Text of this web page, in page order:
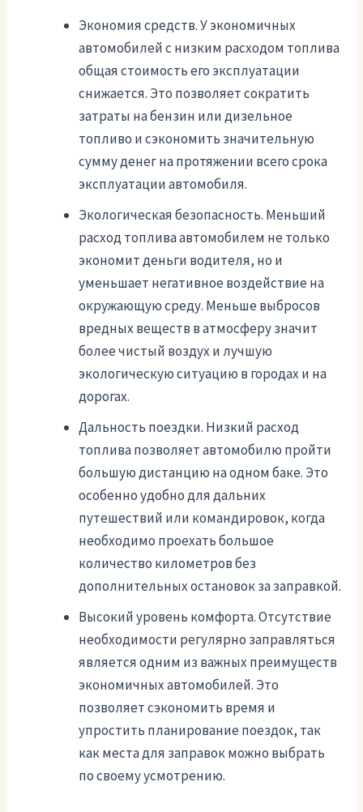
Экономия средств. У экономичных
автомобилей с низким расходом топлива
общая стоимость его эксплуатации
снижается. Это позволяет сократить
затраты на бензин или дизельное
топливо и сэкономить значительную
сумму денег на протяжении всего срока
эксплуатации автомобиля.
Экологическая безопасность. Меньший
расход топлива автомобилем не только
экономит деньги водителя, но и
уменьшает негативное воздействие на
окружающую среду. Меньше выбросов
вредных веществ в атмосферу значит
более чистый воздух и лучшую
экологическую ситуацию в городах и на
дорогах.
Дальность поездки. Низкий расход
топлива позволяет автомобилю пройти
большую дистанцию на одном баке. Это
особенно удобно для дальних
путешествий или командировок, когда
необходимо проехать большое
количество километров без
дополнительных остановок за заправкой.
Высокий уровень комфорта. Отсутствие
необходимости регулярно заправляться
является одним из важных преимуществ
экономичных автомобилей. Это
позволяет сэкономить время и
упростить планирование поездок, так
как места для заправок можно выбрать
по своему усмотрению.